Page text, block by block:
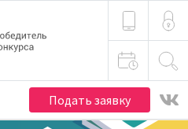
Подать заявку